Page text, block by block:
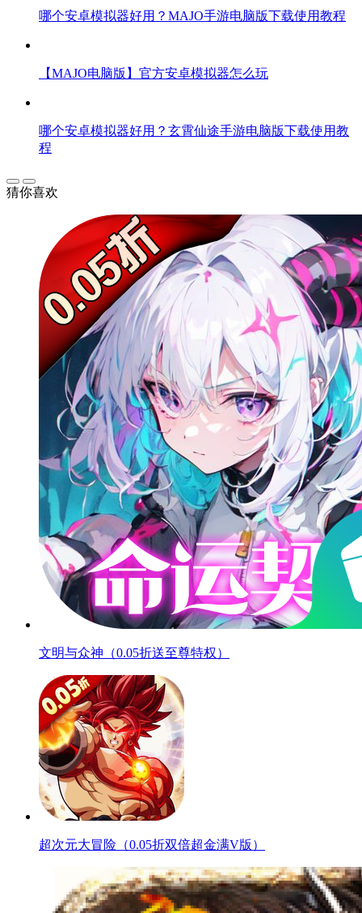
哪个安卓模拟器好用？MAJO手游电脑版下载使用教程
【MAJO电脑版】官方安卓模拟器怎么玩
哪个安卓模拟器好用？玄霄仙途手游电脑版下载使用教
程
猜你喜欢
文明与众神（0.05折送至尊特权）
超次元大冒险（0.05折双倍超金满V版）